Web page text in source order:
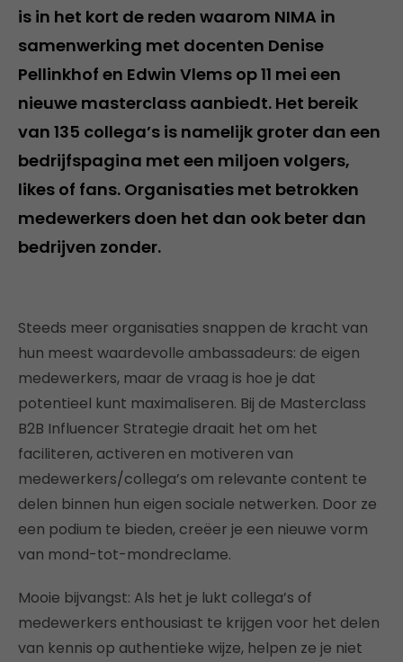
is in het kort de reden waarom NIMA in
samenwerking met docenten Denise
Pellinkhof en Edwin Vlems op 11 mei een
nieuwe masterclass aanbiedt. Het bereik
van 135 collega’s is namelijk groter dan een
bedrijfspagina met een miljoen volgers,
likes of fans. Organisaties met betrokken
medewerkers doen het dan ook beter dan
bedrijven zonder.
Steeds meer organisaties snappen de kracht van
hun meest waardevolle ambassadeurs: de eigen
medewerkers, maar de vraag is hoe je dat
potentieel kunt maximaliseren. Bij de Masterclass
B2B Influencer Strategie draait het om het
faciliteren, activeren en motiveren van
medewerkers/collega’s om relevante content te
delen binnen hun eigen sociale netwerken. Door ze
een podium te bieden, creëer je een nieuwe vorm
van mond-tot-mondreclame.
Mooie bijvangst: Als het je lukt collega’s of
medewerkers enthousiast te krijgen voor het delen
van kennis op authentieke wijze, helpen ze je niet